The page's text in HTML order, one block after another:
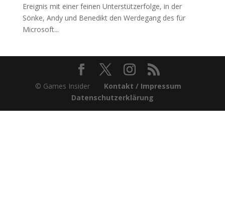
Ereignis mit einer feinen Unterstützerfolge, in der
Sönke, Andy und Benedikt den Werdegang des für
Microsoft...
© Games Insider Kontakt / Impressum
Datenschutzerklärung